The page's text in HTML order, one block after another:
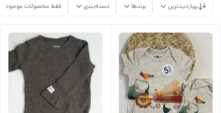
پربازدیدترین برندها دسته‌بندی فقط محصولات موجود